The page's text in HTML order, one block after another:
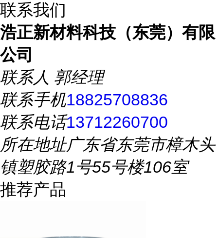
联系我们
浩正新材料科技（东莞）有限
公司
联系人 郭经理
联系手机18825708836
联系电话13712260700
所在地址广东省东莞市樟木头
镇塑胶路1号55号楼106室
推荐产品